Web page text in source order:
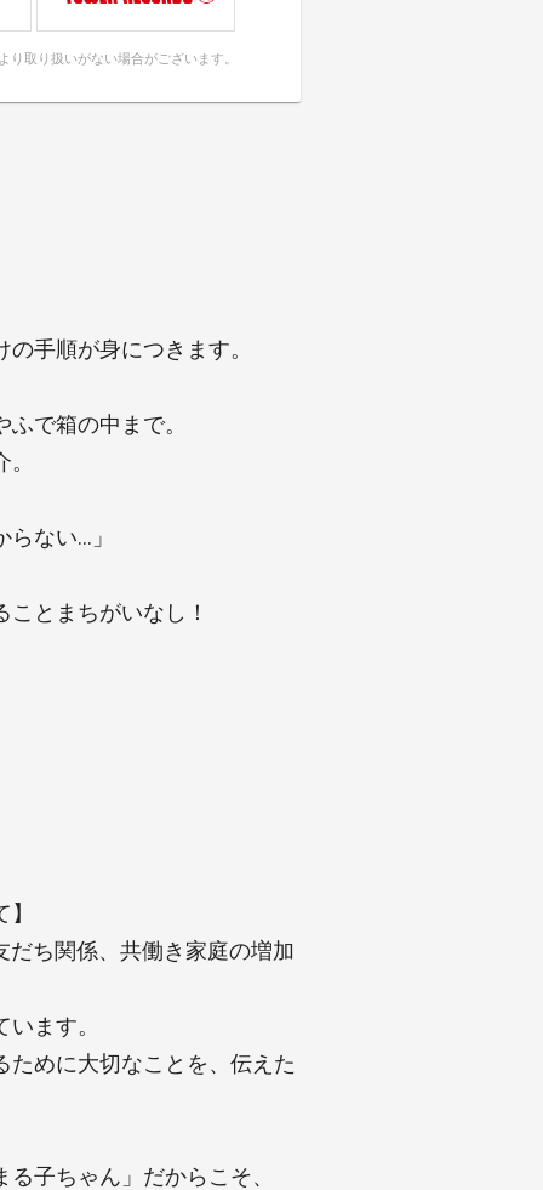
り取り扱いがない場合がございます。
手順が身につきます。
で箱の中まで。
ない…」
とまちがいなし！
ち関係、共働き家庭の増加
ます。
めに大切なことを、伝えた
子ちゃん」だからこそ、